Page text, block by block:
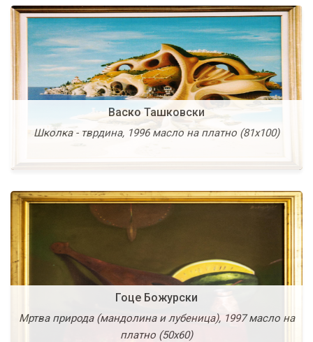
Васко Ташковски
Школка - тврдина, 1996 масло на платно (81х100)
Гоце Божурски
Мртва природа (мандолина и лубеница), 1997 масло на
платно (50х60)
Гоце Божурски
Мртва природа (со лубеница и лимон), 1995 масло
Данчо Кал’чев
Џамадан, 1994 масло на шперплоча (67х55)